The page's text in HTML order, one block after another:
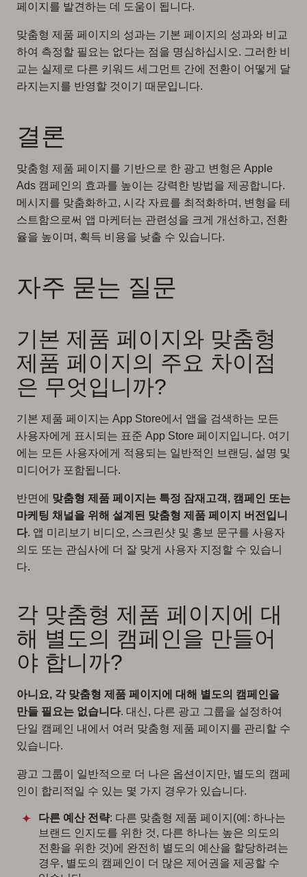
페이지를 발견하는 데 도움이 됩니다.
맞춤형 제품 페이지의 성과는 기본 페이지의 성과와 비교
하여 측정할 필요는 없다는 점을 명심하십시오. 그러한 비
교는 실제로 다른 키워드 세그먼트 간에 전환이 어떻게 달
라지는지를 반영할 것이기 때문입니다.
결론
맞춤형 제품 페이지를 기반으로 한 광고 변형은 Apple
Ads 캠페인의 효과를 높이는 강력한 방법을 제공합니다.
메시지를 맞춤화하고, 시각 자료를 최적화하며, 변형을 테
스트함으로써 앱 마케터는 관련성을 크게 개선하고, 전환
율을 높이며, 획득 비용을 낮출 수 있습니다.
자주 묻는 질문
기본 제품 페이지와 맞춤형
제품 페이지의 주요 차이점
은 무엇입니까?
기본 제품 페이지는 App Store에서 앱을 검색하는 모든
사용자에게 표시되는 표준 App Store 페이지입니다. 여기
에는 모든 사용자에게 적용되는 일반적인 브랜딩, 설명 및
미디어가 포함됩니다.
반면에 맞춤형 제품 페이지는 특정 잠재고객, 캠페인 또는
마케팅 채널을 위해 설계된 맞춤형 제품 페이지 버전입니
다. 앱 미리보기 비디오, 스크린샷 및 홍보 문구를 사용자
의도 또는 관심사에 더 잘 맞게 사용자 지정할 수 있습니
다.
각 맞춤형 제품 페이지에 대
해 별도의 캠페인을 만들어
야 합니까?
아니요, 각 맞춤형 제품 페이지에 대해 별도의 캠페인을
만들 필요는 없습니다. 대신, 다른 광고 그룹을 설정하여
단일 캠페인 내에서 여러 맞춤형 제품 페이지를 관리할 수
있습니다.
광고 그룹이 일반적으로 더 나은 옵션이지만, 별도의 캠페
인이 합리적일 수 있는 몇 가지 경우가 있습니다.
다른 예산 전략: 다른 맞춤형 제품 페이지(예: 하나는
브랜드 인지도를 위한 것, 다른 하나는 높은 의도의
전환을 위한 것)에 완전히 별도의 예산을 할당하려는
경우, 별도의 캠페인이 더 많은 제어권을 제공할 수